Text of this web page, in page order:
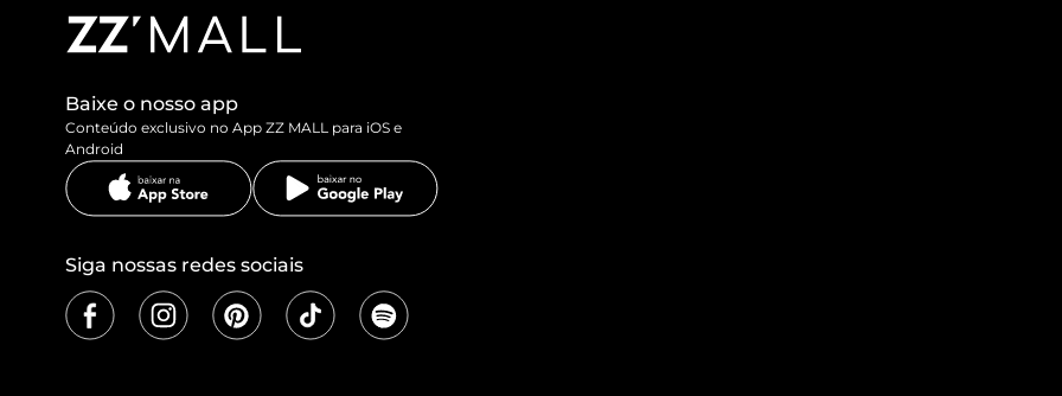
Baixe o nosso app
Conteúdo exclusivo no App ZZ MALL para iOS e
Android
Siga nossas redes sociais